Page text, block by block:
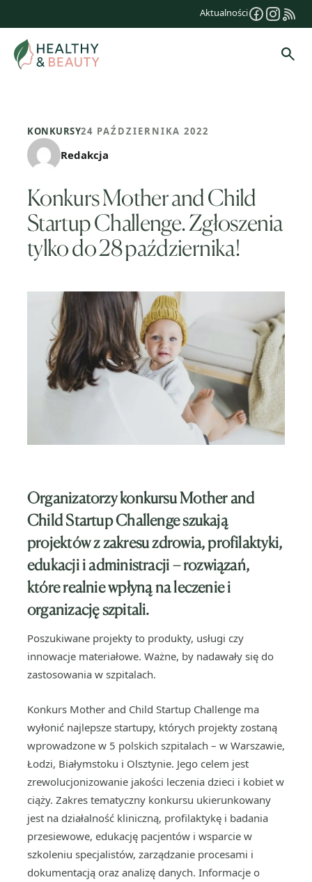
treści
Aktualności
KONKURSY24 PAŹDZIERNIKA 2022
Redakcja
Konkurs Mother and Child
Startup Challenge. Zgłoszenia
tylko do 28 października!
Organizatorzy konkursu Mother and
Child Startup Challenge szukają
projektów z zakresu zdrowia, profilaktyki,
edukacji i administracji – rozwiązań,
które realnie wpłyną na leczenie i
organizację szpitali.
Poszukiwane projekty to produkty, usługi czy
innowacje materiałowe. Ważne, by nadawały się do
zastosowania w szpitalach.
Konkurs Mother and Child Startup Challenge ma
wyłonić najlepsze startupy, których projekty zostaną
wprowadzone w 5 polskich szpitalach – w Warszawie,
Łodzi, Białymstoku i Olsztynie. Jego celem jest
zrewolucjonizowanie jakości leczenia dzieci i kobiet w
ciąży. Zakres tematyczny konkursu ukierunkowany
jest na działalność kliniczną, profilaktykę i badania
przesiewowe, edukację pacjentów i wsparcie w
szkoleniu specjalistów, zarządzanie procesami i
dokumentacją oraz analizę danych. Informacje o